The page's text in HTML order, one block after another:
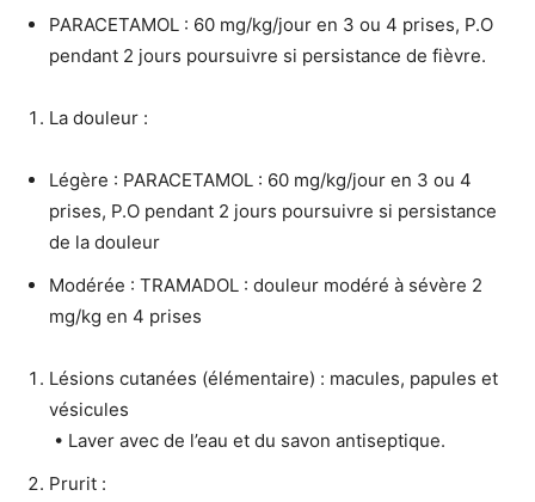
PARACETAMOL : 60 mg/kg/jour en 3 ou 4 prises, P.O
pendant 2 jours poursuivre si persistance de fièvre.
La douleur :
Légère : PARACETAMOL : 60 mg/kg/jour en 3 ou 4
prises, P.O pendant 2 jours poursuivre si persistance
de la douleur
Modérée : TRAMADOL : douleur modéré à sévère 2
mg/kg en 4 prises
Lésions cutanées (élémentaire) : macules, papules et
vésicules
​ ​• Laver avec de l’eau et du savon antiseptique.
Prurit :